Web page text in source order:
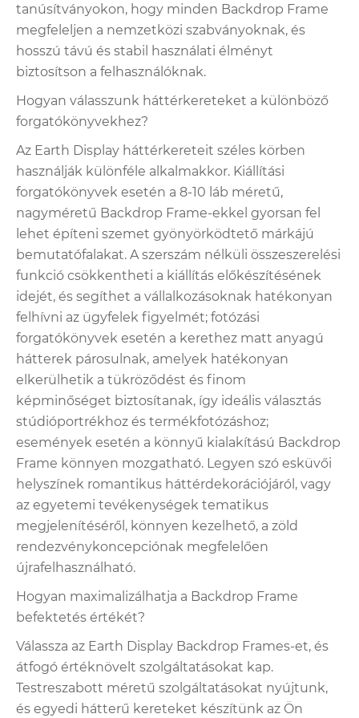
tanúsítványokon, hogy minden Backdrop Frame
megfeleljen a nemzetközi szabványoknak, és
hosszú távú és stabil használati élményt
biztosítson a felhasználóknak.
Hogyan válasszunk háttérkereteket a különböző
forgatókönyvekhez?
Az Earth Display háttérkereteit széles körben
használják különféle alkalmakkor. Kiállítási
forgatókönyvek esetén a 8-10 láb méretű,
nagyméretű Backdrop Frame-ekkel gyorsan fel
lehet építeni szemet gyönyörködtető márkájú
bemutatófalakat. A szerszám nélküli összeszerelési
funkció csökkentheti a kiállítás előkészítésének
idejét, és segíthet a vállalkozásoknak hatékonyan
felhívni az ügyfelek figyelmét; fotózási
forgatókönyvek esetén a kerethez matt anyagú
hátterek párosulnak, amelyek hatékonyan
elkerülhetik a tükröződést és finom
képminőséget biztosítanak, így ideális választás
stúdióportrékhoz és termékfotózáshoz;
események esetén a könnyű kialakítású Backdrop
Frame könnyen mozgatható. Legyen szó esküvői
helyszínek romantikus háttérdekorációjáról, vagy
az egyetemi tevékenységek tematikus
megjelenítéséről, könnyen kezelhető, a zöld
rendezvénykoncepciónak megfelelően
újrafelhasználható.
Hogyan maximalizálhatja a Backdrop Frame
befektetés értékét?
Válassza az Earth Display Backdrop Frames-et, és
átfogó értéknövelt szolgáltatásokat kap.
Testreszabott méretű szolgáltatásokat nyújtunk,
és egyedi hátterű kereteket készítünk az Ön